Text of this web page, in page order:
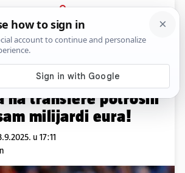
PRIJAVA
Sport Komentari
podaci: Klubovi su
na transfere potrošili
milijardi eura!
u 17:11